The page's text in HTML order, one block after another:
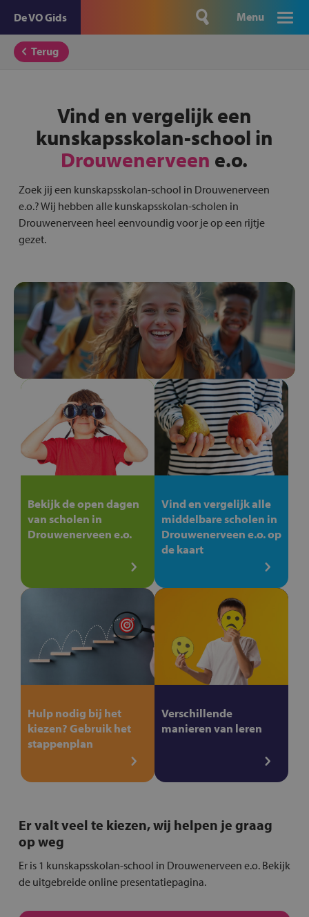
De VO Gids Menu
Terug
Vind en vergelijk een
kunskapsskolan-school in
Drouwenerveen e.o.
Zoek jij een kunskapsskolan-school in Drouwenerveen
e.o.? Wij hebben alle kunskapsskolan-scholen in
Drouwenerveen heel eenvoundig voor je op een rijtje
gezet.
Bekijk de open dagen
van scholen in
Drouwenerveen e.o.
Vind en vergelijk alle
middelbare scholen in
Drouwenerveen e.o. op
de kaart
Hulp nodig bij het
kiezen? Gebruik het
stappenplan
Verschillende
manieren van leren
Er valt veel te kiezen, wij helpen je graag
op weg
Er is 1 kunskapsskolan-school in Drouwenerveen e.o. Bekijk
de uitgebreide online presentatiepagina.